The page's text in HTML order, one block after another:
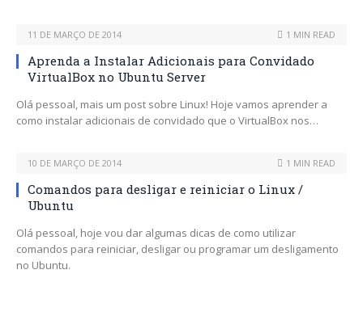
11 DE MARÇO DE 2014 1 MIN READ
Aprenda a Instalar Adicionais para Convidado
VirtualBox no Ubuntu Server
Olá pessoal, mais um post sobre Linux! Hoje vamos aprender a
como instalar adicionais de convidado que o VirtualBox nos…
10 DE MARÇO DE 2014 1 MIN READ
Comandos para desligar e reiniciar o Linux /
Ubuntu
Olá pessoal, hoje vou dar algumas dicas de como utilizar
comandos para reiniciar, desligar ou programar um desligamento
no Ubuntu.